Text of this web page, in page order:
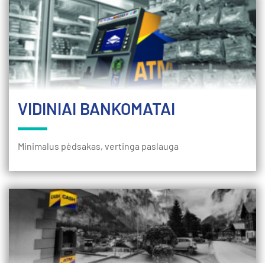
VIDINIAI BANKOMATAI
Minimalus pėdsakas, vertinga paslauga